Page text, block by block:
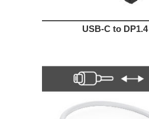
USB-C to